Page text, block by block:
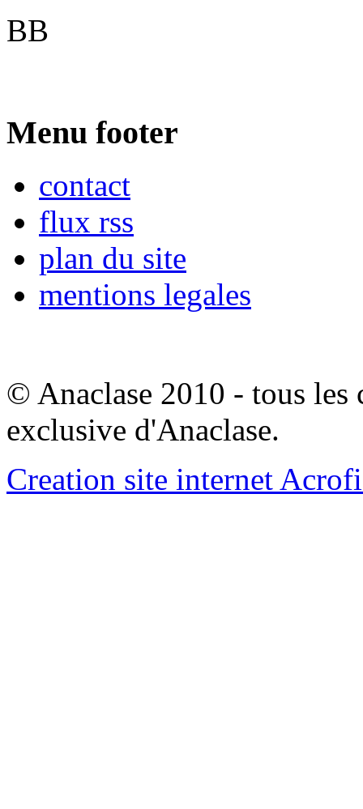
BB
Menu footer
contact
flux rss
plan du site
mentions legales
© Anaclase 2010 - tous les
exclusive d'Anaclase.
Creation site internet